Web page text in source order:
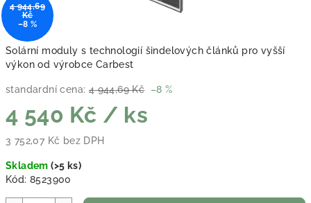
Solární moduly s technologií šindelových článků pro vyšší
výkon od výrobce Carbest
standardní cena: 4 944,69 Kč –8 %
4 540 Kč / ks
3 752,07 Kč bez DPH
Skladem(>5 ks)
Kód: 8523900
4 944,69
Kč
–8 %